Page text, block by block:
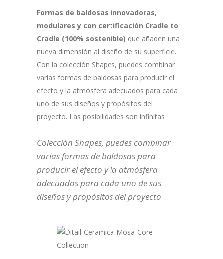
Formas de baldosas innovadoras,
modulares y con certificación Cradle to
Cradle (100% sostenible) que añaden una
nueva dimensión al diseño de su superficie.
Con la colección Shapes, puedes combinar
varias formas de baldosas para producir el
efecto y la atmósfera adecuados para cada
uno de sus diseños y propósitos del
proyecto. Las posibilidades son infinitas
Colección Shapes, puedes combinar
varias formas de baldosas para
producir el efecto y la atmósfera
adecuados para cada uno de sus
diseños y propósitos del proyecto